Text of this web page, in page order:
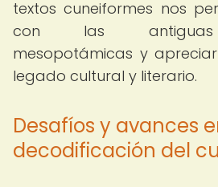
textos cuneiformes nos
con las antiguas
mesopotámicas y
legado cultural y literario.
Desafíos y avances
decodificación del